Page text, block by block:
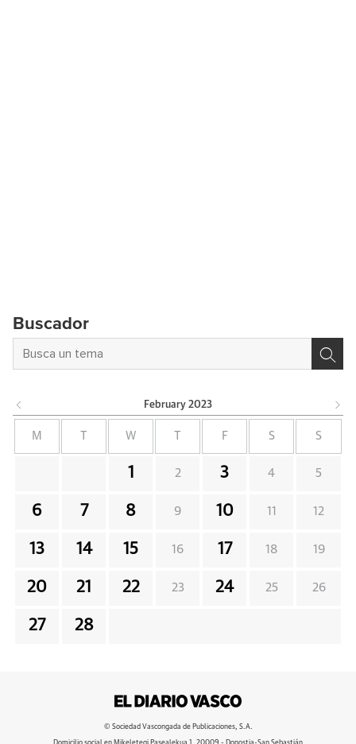
Buscador
February 2023
M W F S S
1 2 3 4 5
6 7 8 9 10 11 12
13 14 15 16 17 18 19
20 21 22 23 24 25 26
27 28
© Sociedad Vascongada de Publicaciones, S.A.